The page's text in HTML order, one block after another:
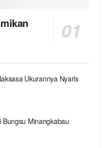
Ukurannya Nyaris
Minangkabau